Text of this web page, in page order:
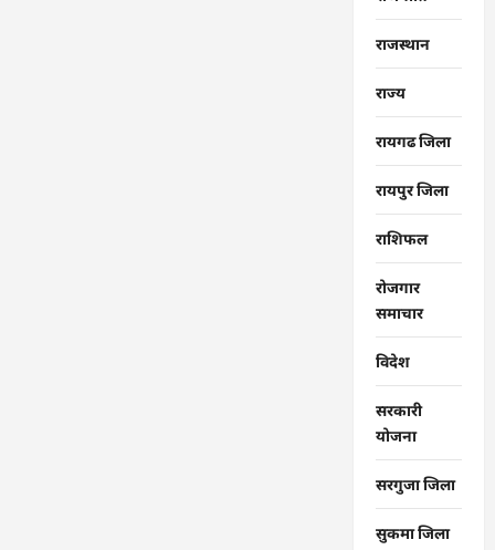
राजस्थान
राज्‍य
रायगढ जिला
रायपुर जिला
राशिफल
रोजगार
समाचार
विदेश
सरकारी
योजना
सरगुजा जिला
सुकमा जिला